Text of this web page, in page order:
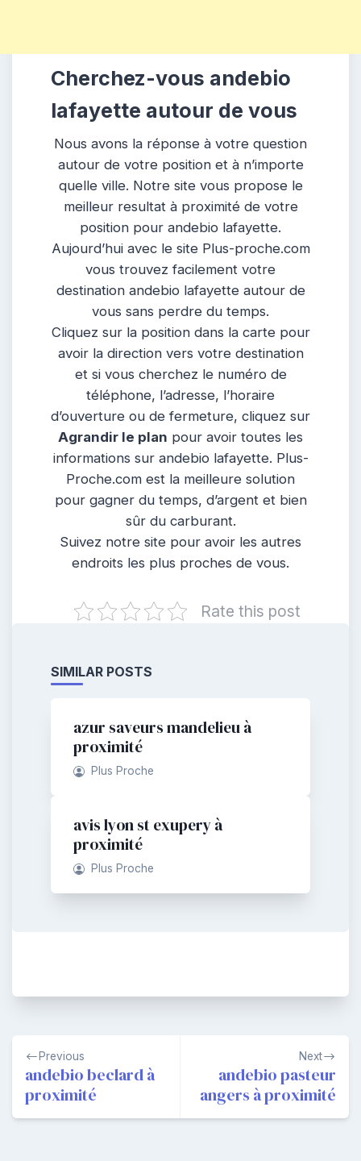
Cherchez-vous andebio
lafayette autour de vous
Nous avons la réponse à votre question
autour de votre position et à n’importe
quelle ville. Notre site vous propose le
meilleur resultat à proximité de votre
position pour andebio lafayette.
Aujourd’hui avec le site Plus-proche.com
vous trouvez facilement votre
destination andebio lafayette autour de
vous sans perdre du temps.
Cliquez sur la position dans la carte pour
avoir la direction vers votre destination
et si vous cherchez le numéro de
téléphone, l’adresse, l’horaire
d’ouverture ou de fermeture, cliquez sur
Agrandir le plan pour avoir toutes les
informations sur andebio lafayette. Plus-
Proche.com est la meilleure solution
pour gagner du temps, d’argent et bien
sûr du carburant.
Suivez notre site pour avoir les autres
endroits les plus proches de vous.
Rate this post
SIMILAR POSTS
azur saveurs mandelieu à
proximité
Plus Proche
avis lyon st exupery à
proximité
Plus Proche
Navigation
de
l’article
Previous
andebio beclard à
proximité
Next
andebio pasteur
angers à proximité